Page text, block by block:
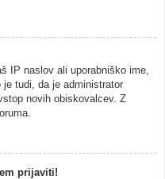
IP naslov ali uporabniško ime,
tudi, da je administrator
novih obiskovalcev. Z
prijaviti!